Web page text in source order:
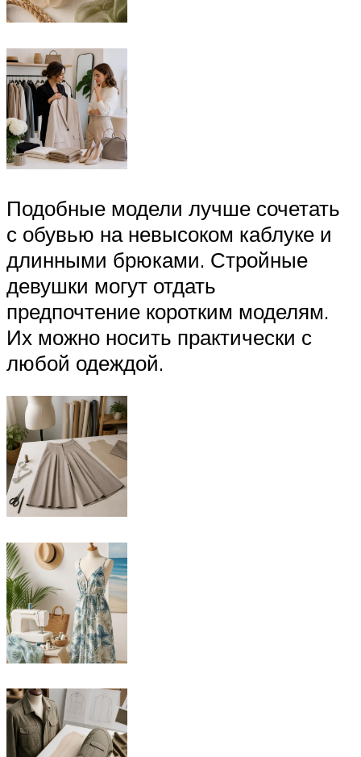
Подобные модели лучше сочетать
с обувью на невысоком каблуке и
длинными брюками. Стройные
девушки могут отдать
предпочтение коротким моделям.
Их можно носить практически с
любой одеждой.